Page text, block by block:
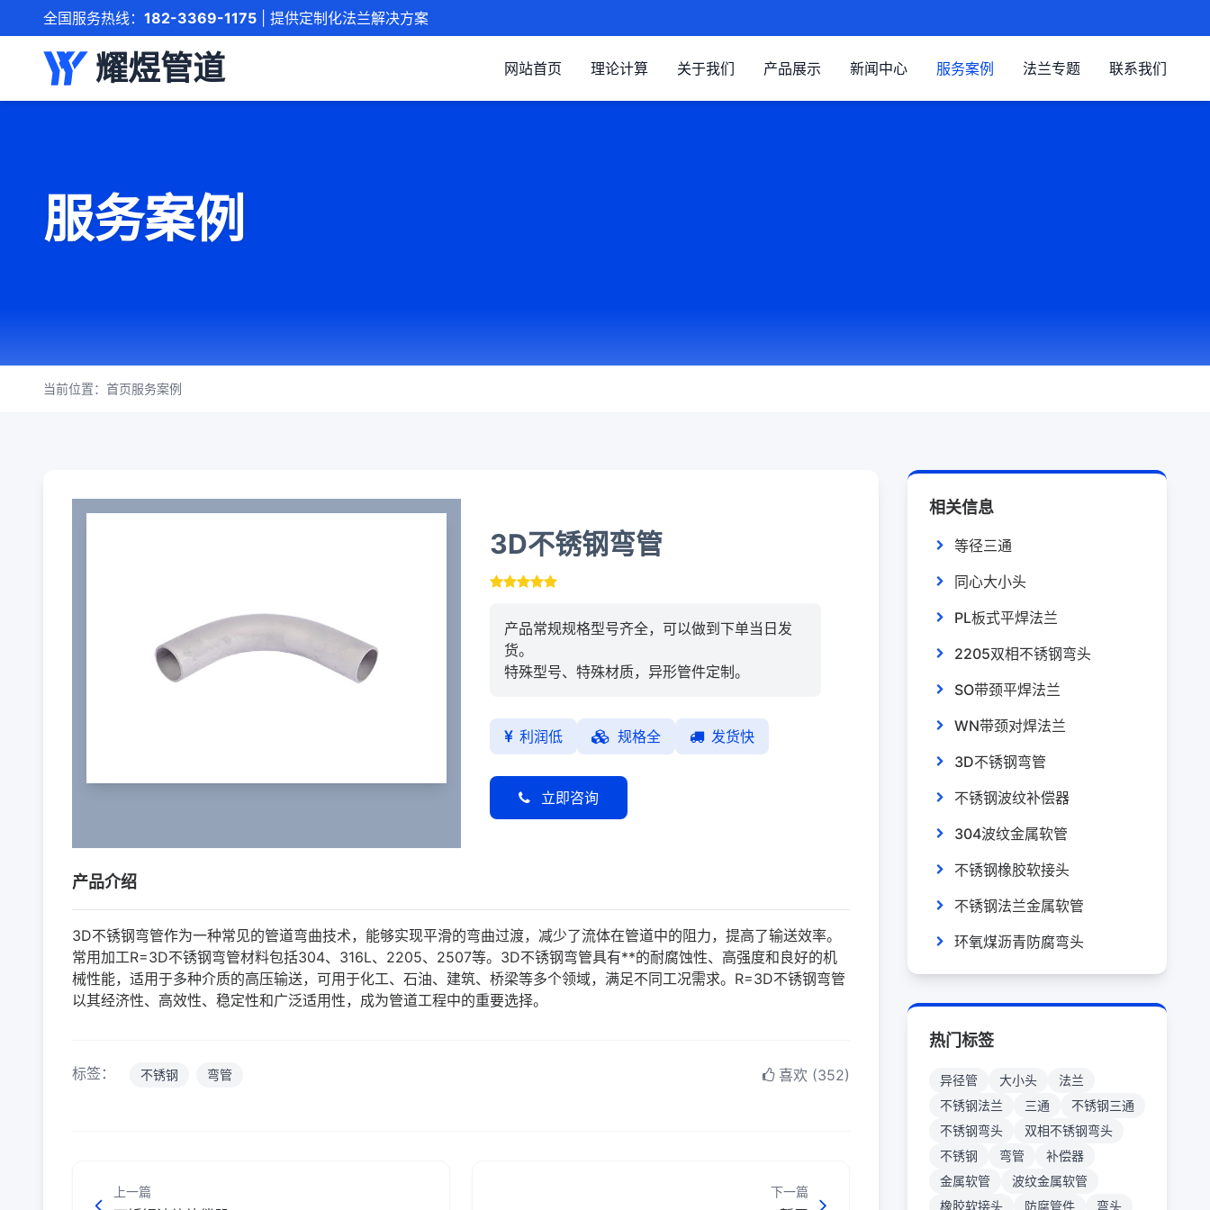
全国服务热线： 182-3369-1175 | 提供定制化法兰解决方案
耀煜管道 网站首页 理论计算 关于我们 产品展示 新闻中心 服务案例 法兰专题 联系我们
服务案例
当前位置： 首页服务案例
3D不锈钢弯管
产品常规规格型号齐全，可以做到下单当日发
货。
特殊型号、特殊材质，异形管件定制。
利润低 规格全 发货快
立即咨询
产品介绍
3D不锈钢弯管作为一种常见的管道弯曲技术，能够实现平滑的弯曲过渡，减少了流体在管道中的阻力，提高了输送效率。
常用加工R=3D不锈钢弯管材料包括304、316L、2205、2507等。3D不锈钢弯管具有**的耐腐蚀性、高强度和良好的机
械性能，适用于多种介质的高压输送，可用于化工、石油、建筑、桥梁等多个领域，满足不同工况需求。R=3D不锈钢弯管
以其经济性、高效性、稳定性和广泛适用性，成为管道工程中的重要选择。
标签： 不锈钢 弯管 喜欢 (352)
上一篇 下一篇
相关信息
等径三通
同心大小头
PL板式平焊法兰
2205双相不锈钢弯头
SO带颈平焊法兰
WN带颈对焊法兰
3D不锈钢弯管
不锈钢波纹补偿器
304波纹金属软管
不锈钢橡胶软接头
不锈钢法兰金属软管
环氧煤沥青防腐弯头
热门标签
异径管 大小头
法兰
不锈钢法兰
三通
不锈钢三通
不锈钢弯头
双相不锈钢弯头
不锈钢
弯管
补偿器
金属软管
波纹金属软管
橡胶软接头
防腐管件 弯头